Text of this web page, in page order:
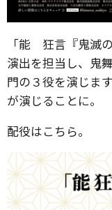
「能 狂言『鬼滅
演出を担当し、鬼
門の３役を演じま
が演じることに。
配役はこちら。